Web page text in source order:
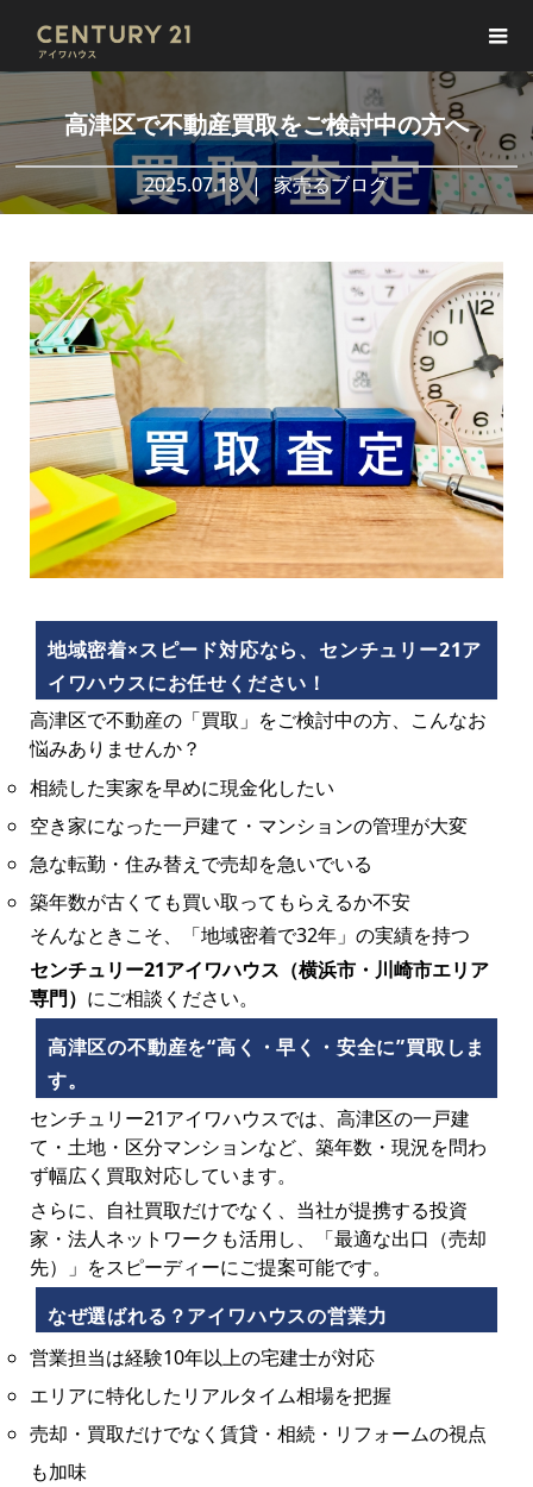
高津区で不動産買取をご検討中の方へ
2025.07.18 家売るブログ
地域密着×スピード対応なら、センチュリー21ア
イワハウスにお任せください！
高津区で不動産の「買取」をご検討中の方、こんなお
悩みありませんか？
相続した実家を早めに現金化したい
空き家になった一戸建て・マンションの管理が大変
急な転勤・住み替えで売却を急いでいる
築年数が古くても買い取ってもらえるか不安
そんなときこそ、「地域密着で32年」の実績を持つ
センチュリー21アイワハウス（横浜市・川崎市エリア
専門） にご相談ください。
高津区の不動産を“高く・早く・安全に”買取しま
す。
センチュリー21アイワハウスでは、高津区の一戸建
て・土地・区分マンションなど、築年数・現況を問わ
ず幅広く買取対応しています。
さらに、自社買取だけでなく、当社が提携する投資
家・法人ネットワークも活用し、「最適な出口（売却
先）」をスピーディーにご提案可能です。
なぜ選ばれる？アイワハウスの営業力
営業担当は経験10年以上の宅建士が対応
エリアに特化したリアルタイム相場を把握
売却・買取だけでなく賃貸・相続・リフォームの視点
も加味